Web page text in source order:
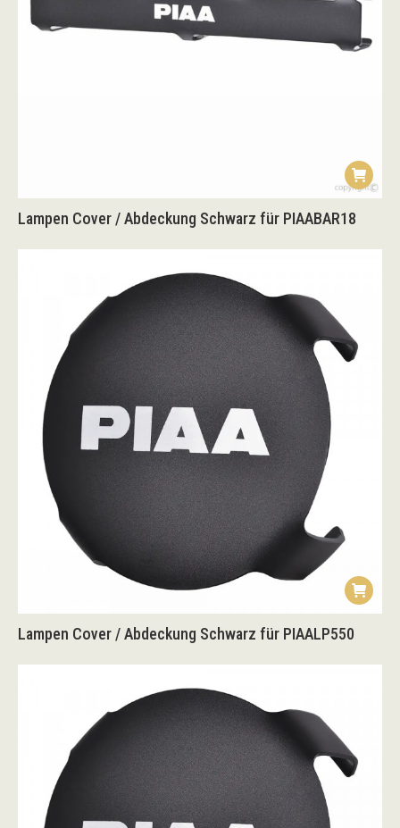
Lampen Cover / Abdeckung Schwarz für PIAABAR18
Lampen Cover / Abdeckung Schwarz für PIAALP550